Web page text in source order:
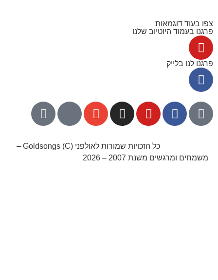
צפו בעוד דוגמאות
פרגנו בעמוד היוטיוב שלנו
פרגנו לנו בלייק
כל הזכויות שמורות לאולפני Goldsongs (C) –
משמחים ומרגשים משנת 2007 – 2026